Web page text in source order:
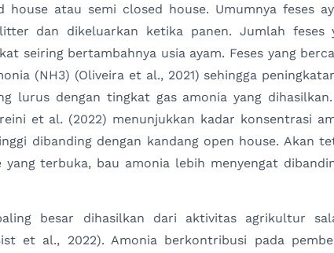
house atau semi closed house. Umumnya feses
dan dikeluarkan ketika panen. Jumlah feses
seiring bertambahnya usia ayam. Feses yang
(NH3) (Oliveira et al., 2021) sehingga
lurus dengan tingkat gas amonia yang
et al. (2022) menunjukkan kadar konsentrasi
dibanding dengan kandang open house. Akan
yang terbuka, bau amonia lebih menyengat
besar dihasilkan dari aktivitas agrikultur
et al., 2022). Amonia berkontribusi pada